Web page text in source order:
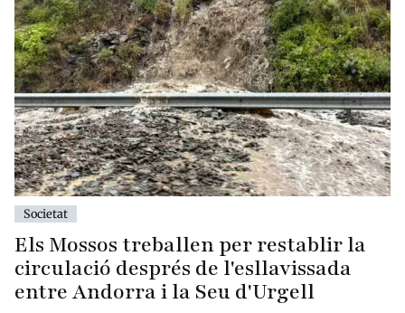
Societat
Els Mossos treballen per restablir la
circulació després de l'esllavissada
entre Andorra i la Seu d'Urgell